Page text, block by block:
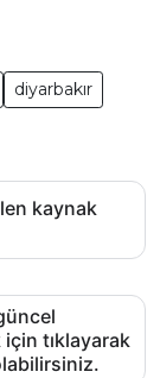
diyarbakır
kaynak
tıklayarak